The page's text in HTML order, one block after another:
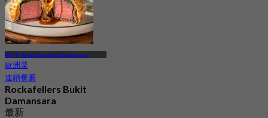
MRT Pusat Bandar Damansara
歐洲菜
連鎖餐廳
Rockafellers Bukit
Damansara
最新